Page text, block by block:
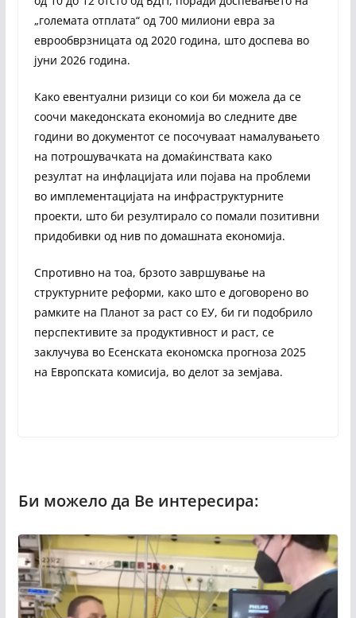
„големата отплата“ од 700 милиони евра за
еврообврзницата од 2020 година, што доспева во
јуни 2026 година.
Како евентуални ризици со кои би можела да се
соочи македонската економија во следните две
години во документот се посочуваат намалувањето
на потрошувачката на домаќинствата како
резултат на инфлацијата или појава на проблеми
во имплементацијата на инфраструктурните
проекти, што би резултирало со помали позитивни
придобивки од нив по домашната економија.
Спротивно на тоа, брзото завршување на
структурните реформи, како што е договорено во
рамките на Планот за раст со ЕУ, би ги подобрило
перспективите за продуктивност и раст, се
заклучува во Есенската економска прогноза 2025
на Европската комисија, во делот за земјава.